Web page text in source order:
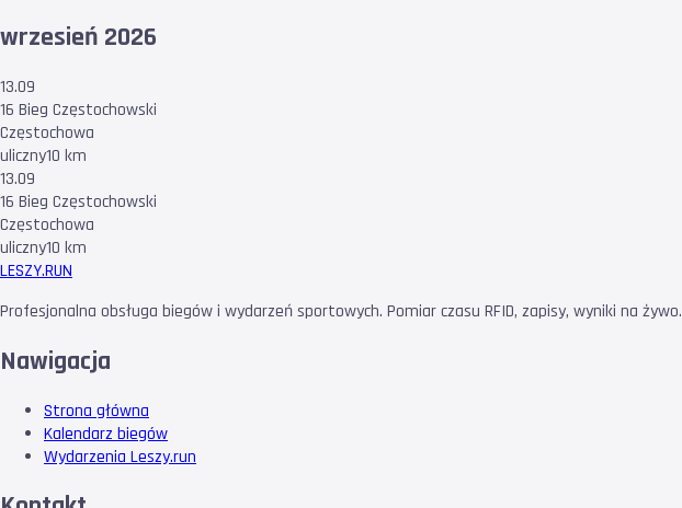
wrzesień 2026
13.09
16 Bieg Częstochowski
Częstochowa
uliczny10 km
13.09
16 Bieg Częstochowski
Częstochowa
uliczny10 km
LESZY.RUN
Profesjonalna obsługa biegów i wydarzeń sportowych. Pomiar czasu RFID, zapisy, wyniki na żywo.
Nawigacja
Strona główna
Kalendarz biegów
Wydarzenia Leszy.run